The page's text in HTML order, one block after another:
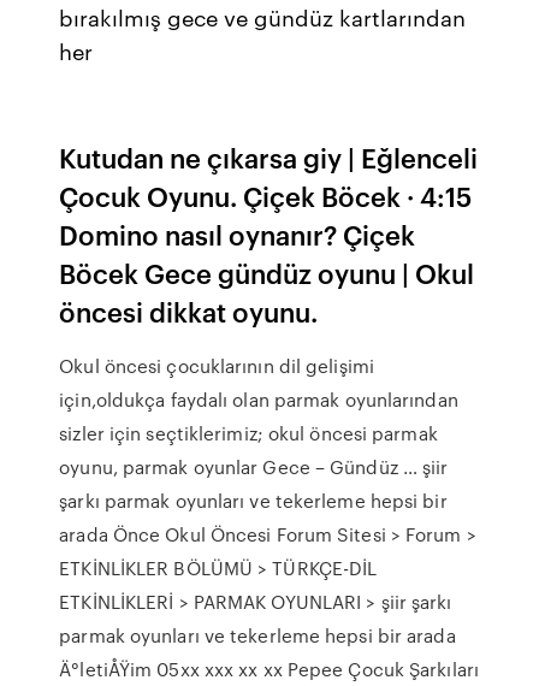
bırakılmış gece ve gündüz kartlarından
her
Kutudan ne çıkarsa giy | Eğlenceli
Çocuk Oyunu. Çiçek Böcek · 4:15
Domino nasıl oynanır? Çiçek
Böcek Gece gündüz oyunu | Okul
öncesi dikkat oyunu.
Okul öncesi çocuklarının dil gelişimi
için,oldukça faydalı olan parmak oyunlarından
sizler için seçtiklerimiz; okul öncesi parmak
oyunu, parmak oyunlar Gece – Gündüz … şiir
şarkı parmak oyunları ve tekerleme hepsi bir
arada Önce Okul Öncesi Forum Sitesi > Forum >
ETKİNLİKLER BÖLÜMÜ > TÜRKÇE-DİL
ETKİNLİKLERİ > PARMAK OYUNLARI > şiir şarkı
parmak oyunları ve tekerleme hepsi bir arada
Ä°letiÅŸim 05xx xxx xx xx Pepee Çocuk Şarkıları